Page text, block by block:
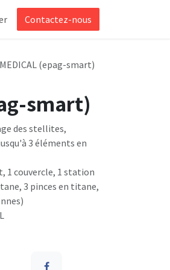
Contactez-nous
(epag-smart)
smart)
des stellites,
3 éléments en
1 couvercle, 1 station
3 pinces en titane,